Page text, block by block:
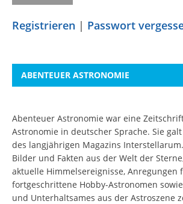
Registrieren | Passwort
ABENTEUER ASTRONOMIE
Abenteuer Astronomie war eine
Astronomie in deutscher Sprache. Sie
des langjährigen Magazins
Bilder und Fakten aus der Welt der
aktuelle Himmelsereignisse, Anregungen
fortgeschrittene Hobby-Astronomen
und Unterhaltsames aus der Astroszene